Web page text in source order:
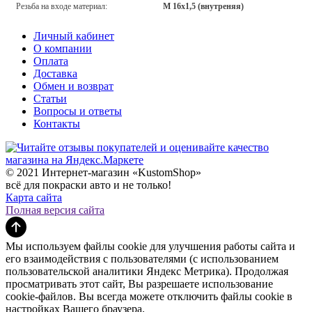
Резьба на входе материал: M 16x1,5 (внутреняя)
Личный кабинет
О компании
Оплата
Доставка
Обмен и возврат
Статьи
Вопросы и ответы
Контакты
© 2021 Интернет-магазин «KustomShop»
всё для покраски авто и не только!
Карта сайта
Полная версия сайта
Мы используем файлы cookie для улучшения работы сайта и
его взаимодействия с пользователями (с использованием
пользовательской аналитики Яндекс Метрика). Продолжая
просматривать этот сайт, Вы разрешаете использование
cookie-файлов. Вы всегда можете отключить файлы cookie в
настройках Вашего браузера.